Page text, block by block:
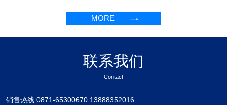
MORE
联系我们
Contact
销售热线:0871-65300670 13888352016